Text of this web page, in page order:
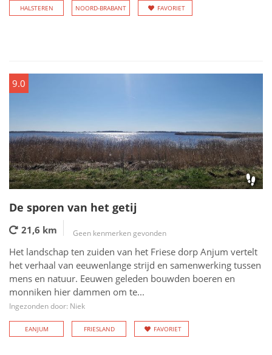
HALSTEREN NOORD-BRABANT FAVORIET
9.0
De sporen van het getij
21,6 km Geen kenmerken gevonden
Het landschap ten zuiden van het Friese dorp Anjum vertelt
het verhaal van eeuwenlange strijd en samenwerking tussen
mens en natuur. Eeuwen geleden bouwden boeren en
monniken hier dammen om te...
Ingezonden door: Niek
EANJUM FRIESLAND FAVORIET